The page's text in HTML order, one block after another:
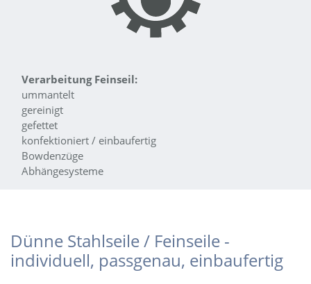
Verarbeitung Feinseil:
ummantelt
gereinigt
gefettet
konfektioniert / einbaufertig
Bowdenzüge
Abhängesysteme
Dünne Stahlseile / Feinseile -
individuell, passgenau, einbaufertig